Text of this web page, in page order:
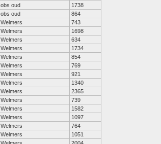
oud
1738
oud
864
743
1698
634
1734
854
769
921
1340
2365
739
1582
1097
764
1051